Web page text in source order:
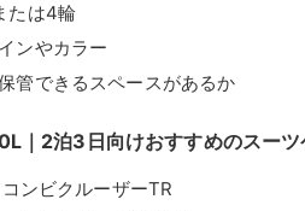
たは4輪
ンやカラー
管できるスペースがあるか
｜2泊3日向けおすすめのスーツ
ンビクルーザーTR